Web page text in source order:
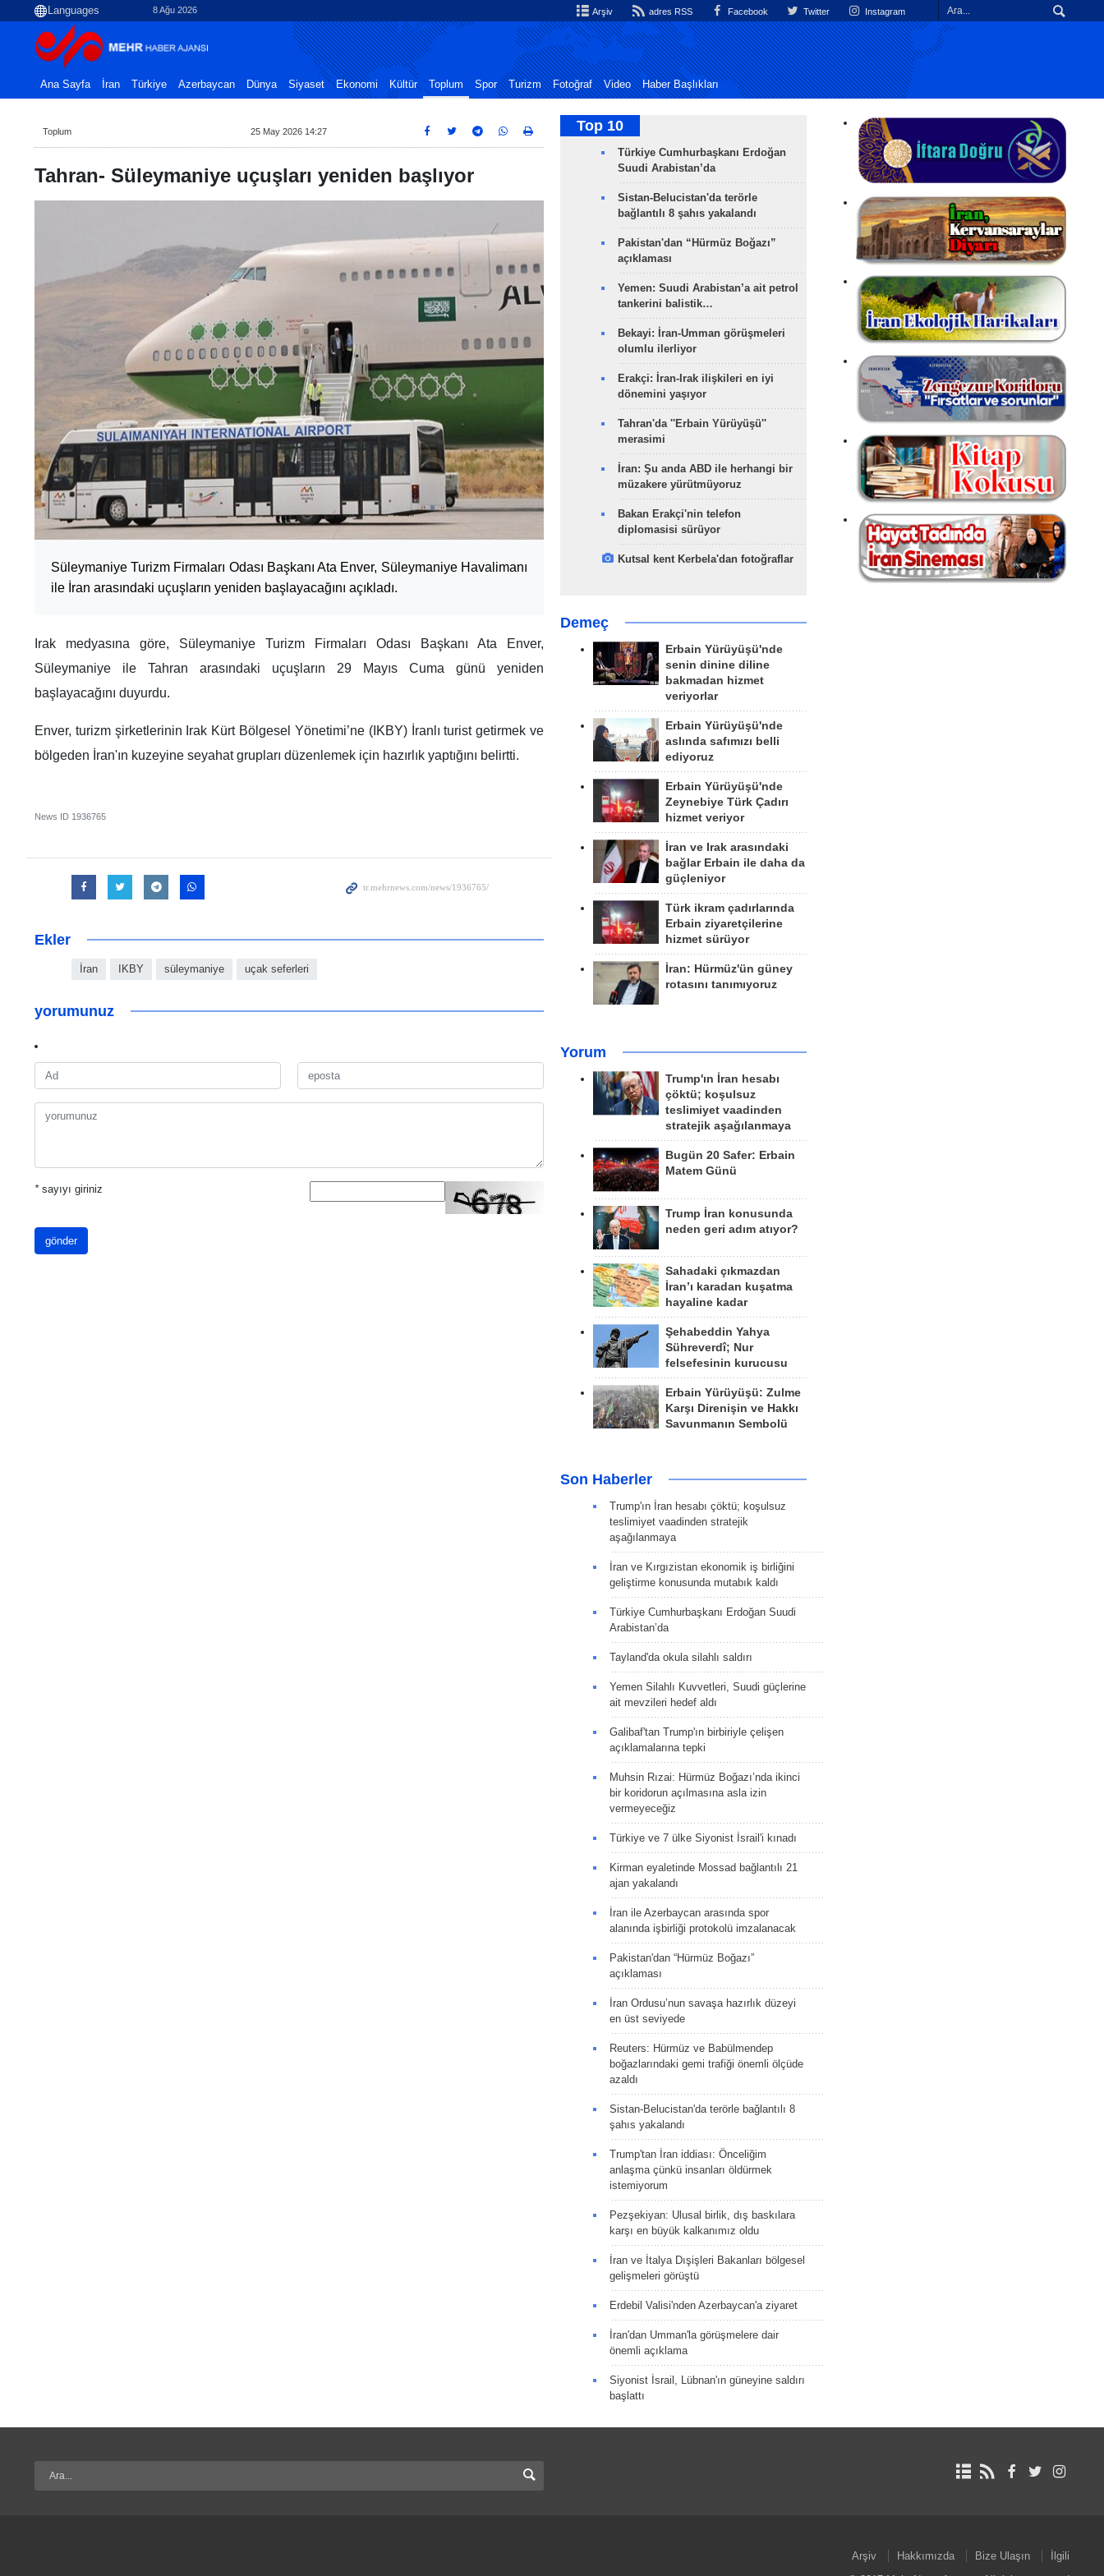
8 Ağu 2026 Arşiv adres RSS Facebook Twitter Instagram
Ana Sayfa İran Türkiye Azerbaycan Dünya Siyaset Ekonomi Kültür Toplum Spor Turizm Fotoğraf Video Haber Başlıkları
Toplum 25 May 2026 14:27
Tahran- Süleymaniye uçuşları yeniden başlıyor
Süleymaniye Turizm Firmaları Odası Başkanı Ata Enver, Süleymaniye Havalimanı
ile İran arasındaki uçuşların yeniden başlayacağını açıkladı.
Irak medyasına göre, Süleymaniye Turizm Firmaları Odası Başkanı Ata Enver,
Süleymaniye ile Tahran arasındaki uçuşların 29 Mayıs Cuma günü yeniden
başlayacağını duyurdu.
Enver, turizm şirketlerinin Irak Kürt Bölgesel Yönetimi’ne (IKBY) İranlı turist getirmek ve
bölgeden İran'ın kuzeyine seyahat grupları düzenlemek için hazırlık yaptığını belirtti.
News ID 1936765
Ekler
İran IKBY süleymaniye uçak seferleri
yorumunuz
*sayıyı giriniz
gönder
Top 10
Türkiye Cumhurbaşkanı Erdoğan
Suudi Arabistan’da
Sistan-Belucistan'da terörle
bağlantılı 8 şahıs yakalandı
Pakistan'dan “Hürmüz Boğazı”
açıklaması
Yemen: Suudi Arabistan’a ait petrol
tankerini balistik…
Bekayi: İran-Umman görüşmeleri
olumlu ilerliyor
Erakçi: İran-Irak ilişkileri en iyi
dönemini yaşıyor
Tahran'da ''Erbain Yürüyüşü''
merasimi
İran: Şu anda ABD ile herhangi bir
müzakere yürütmüyoruz
Bakan Erakçi'nin telefon
diplomasisi sürüyor
Kutsal kent Kerbela'dan fotoğraflar
Demeç
Erbain Yürüyüşü'nde
senin dinine diline
bakmadan hizmet
veriyorlar
Erbain Yürüyüşü'nde
aslında safımızı belli
ediyoruz
Erbain Yürüyüşü'nde
Zeynebiye Türk Çadırı
hizmet veriyor
İran ve Irak arasındaki
bağlar Erbain ile daha da
güçleniyor
Türk ikram çadırlarında
Erbain ziyaretçilerine
hizmet sürüyor
İran: Hürmüz'ün güney
rotasını tanımıyoruz
Yorum
Trump'ın İran hesabı
çöktü; koşulsuz
teslimiyet vaadinden
stratejik aşağılanmaya
Bugün 20 Safer: Erbain
Matem Günü
Trump İran konusunda
neden geri adım atıyor?
Sahadaki çıkmazdan
İran’ı karadan kuşatma
hayaline kadar
Şehabeddin Yahya
Sühreverdî; Nur
felsefesinin kurucusu
Erbain Yürüyüşü: Zulme
Karşı Direnişin ve Hakkı
Savunmanın Sembolü
Son Haberler
Trump'ın İran hesabı çöktü; koşulsuz
teslimiyet vaadinden stratejik
aşağılanmaya
İran ve Kırgızistan ekonomik iş birliğini
geliştirme konusunda mutabık kaldı
Türkiye Cumhurbaşkanı Erdoğan Suudi
Arabistan’da
Tayland'da okula silahlı saldırı
Yemen Silahlı Kuvvetleri, Suudi güçlerine
ait mevzileri hedef aldı
Galibaf'tan Trump'ın birbiriyle çelişen
açıklamalarına tepki
Muhsin Rızai: Hürmüz Boğazı’nda ikinci
bir koridorun açılmasına asla izin
vermeyeceğiz
Türkiye ve 7 ülke Siyonist İsrail'i kınadı
Kirman eyaletinde Mossad bağlantılı 21
ajan yakalandı
İran ile Azerbaycan arasında spor
alanında işbirliği protokolü imzalanacak
Pakistan'dan “Hürmüz Boğazı”
açıklaması
İran Ordusu’nun savaşa hazırlık düzeyi
en üst seviyede
Reuters: Hürmüz ve Babülmendep
boğazlarındaki gemi trafiği önemli ölçüde
azaldı
Sistan-Belucistan'da terörle bağlantılı 8
şahıs yakalandı
Trump'tan İran iddiası: Önceliğim
anlaşma çünkü insanları öldürmek
istemiyorum
Pezşekiyan: Ulusal birlik, dış baskılara
karşı en büyük kalkanımız oldu
İran ve İtalya Dışişleri Bakanları bölgesel
gelişmeleri görüştü
Erdebil Valisi'nden Azerbaycan'a ziyaret
İran'dan Umman'la görüşmelere dair
önemli açıklama
Siyonist İsrail, Lübnan'ın güneyine saldırı
başlattı
Arşiv Hakkımızda Bize Ulaşın
İlgili